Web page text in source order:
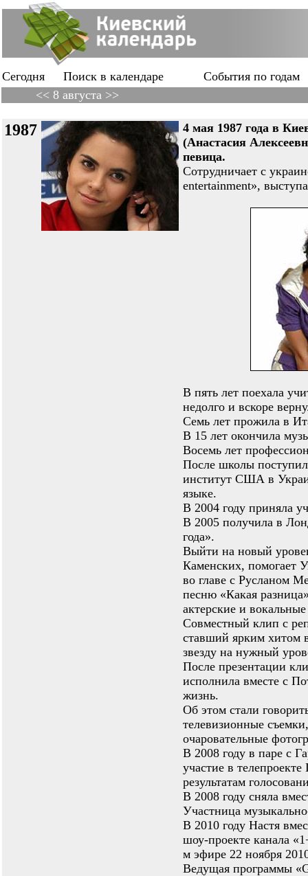
Сегодня Поиск в календаре
События по годам
<< 8 августа >>
1987
4 мая 1987 года в
(Анастасия
певица.
Сотрудничает с
entertainment»,
В пять лет поехала
недолго и вскоре
Семь лет прожила в
В 15 лет окончила
Восемь лет
После школы
институт США в
языке.
В 2004 году приняла
В 2005 получила в
года».
Выйти на новый
Каменских, помогает
во главе с Русланом
песню «Какая
актерские и
Совместный клип с
ставший ярким хитом
звезду на нужный
После презентации
исполнила вместе с
жизнь.
Об этом стали
телевизионные
очаровательные
В 2008 году в паре с
участие в
результатам
В 2008 году сняла
Участница
В 2010 году Настя
шоу-проекте канала
м эфире 22 ноября
Ведущая программы